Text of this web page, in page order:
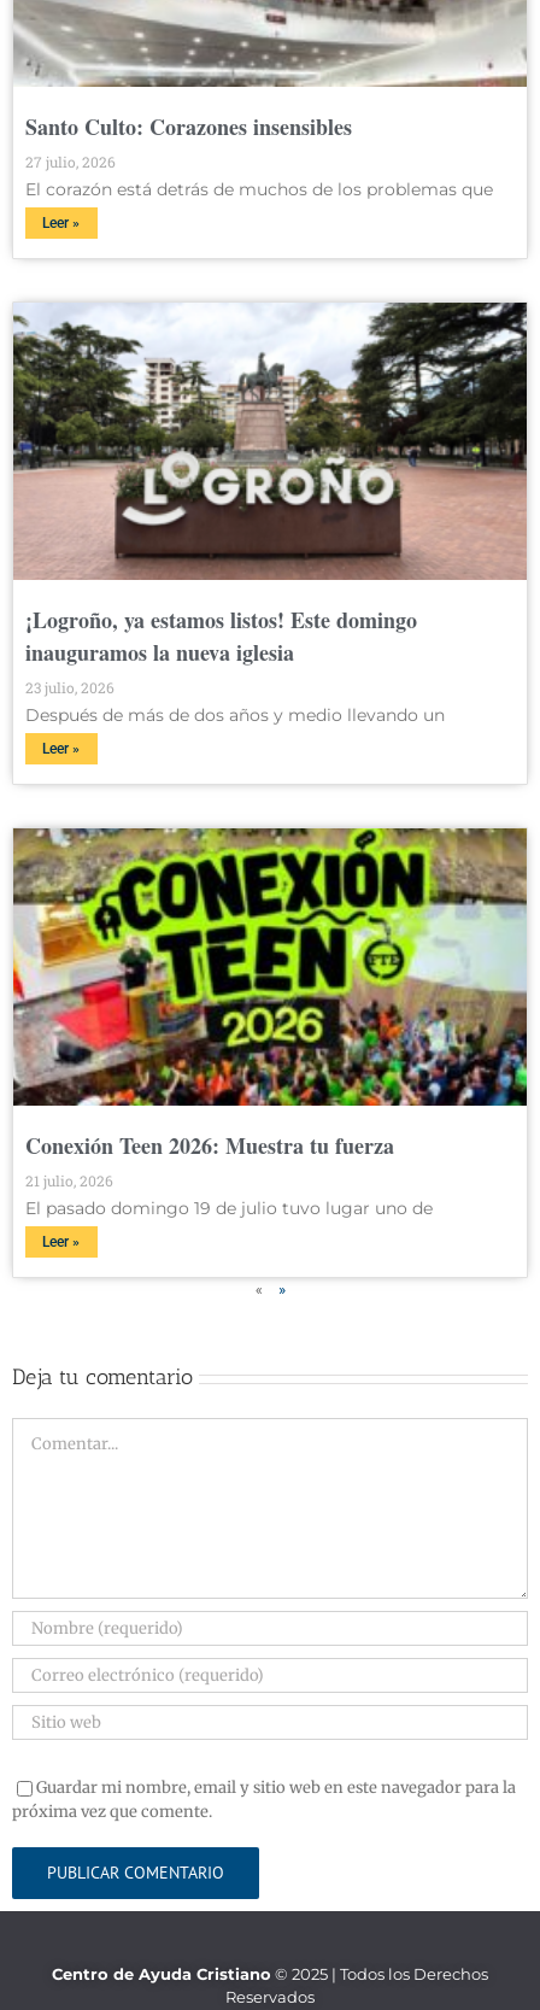
Santo Culto: Corazones insensibles
27 julio, 2026
El corazón está detrás de muchos de los problemas que
Leer »
¡Logroño, ya estamos listos! Este domingo
inauguramos la nueva iglesia
23 julio, 2026
Después de más de dos años y medio llevando un
Leer »
Conexión Teen 2026: Muestra tu fuerza
21 julio, 2026
El pasado domingo 19 de julio tuvo lugar uno de
Leer »
« »
Deja tu comentario
Guardar mi nombre, email y sitio web en este navegador para la
próxima vez que comente.
Centro de Ayuda Cristiano © 2025 | Todos los Derechos
Reservados